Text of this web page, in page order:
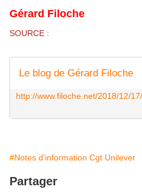
Gérard Filoche
SOURCE :
Le blog de Gérard Filoche
#Notes d'information Cgt Unilever
Partager